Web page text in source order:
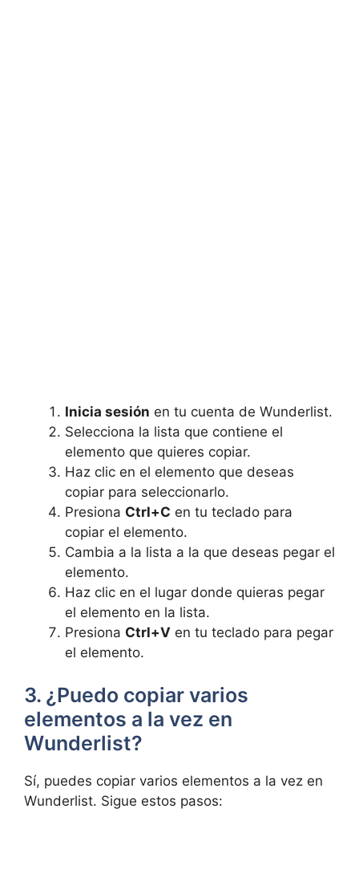
Inicia sesión en tu cuenta de Wunderlist.
Selecciona la lista que contiene el
elemento que quieres copiar.
Haz clic en el elemento que deseas
copiar para seleccionarlo.
Presiona Ctrl+C en tu teclado para
copiar el elemento.
Cambia a la lista a la que deseas pegar el
elemento.
Haz clic en el lugar donde quieras pegar
el elemento en la lista.
Presiona Ctrl+V en tu teclado para pegar
el elemento.
3. ¿Puedo copiar varios
elementos a la vez en
Wunderlist?
Sí, puedes copiar varios elementos a la vez en
Wunderlist. Sigue estos pasos: